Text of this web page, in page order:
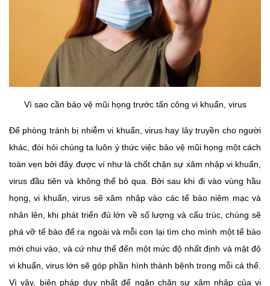
Vì sao cần bảo vệ mũi họng trước tấn công vi khuẩn, virus
Để phòng tránh bị nhiễm vi khuẩn, virus hay lây truyền cho người
khác, đòi hỏi chúng ta luôn ý thức việc bảo vệ mũi họng một cách
toàn vẹn bởi đây được ví như là chốt chặn sự xâm nhập vi khuẩn,
virus đầu tiên và không thể bỏ qua. Bởi sau khi đi vào vùng hầu
họng, vi khuẩn, virus sẽ xâm nhập vào các tế bào niêm mạc và
nhân lên, khi phát triển đủ lớn về số lượng và cấu trúc, chúng sẽ
phá vỡ tế bào để ra ngoài và mỗi con lại tìm cho mình một tế bào
mới chui vào, và cứ như thế đến một mức độ nhất định và mật độ
vi khuẩn, virus lớn sẽ góp phần hình thành bệnh trong mỗi cá thể.
Vì vậy, biện pháp duy nhất để ngăn chặn sự xâm nhập của vi